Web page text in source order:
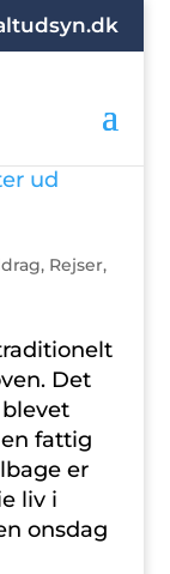
, Rejser,
Det
fattig
er
liv i
onsdag